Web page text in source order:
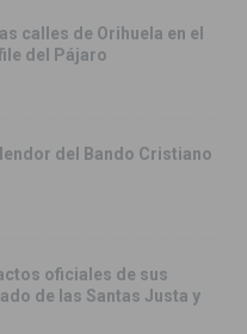
calles de Orihuela en el
del Pájaro
del Bando Cristiano
oficiales de sus
de las Santas Justa y